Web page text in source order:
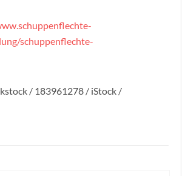
schuppenflechte-
/ 183961278 / iStock /